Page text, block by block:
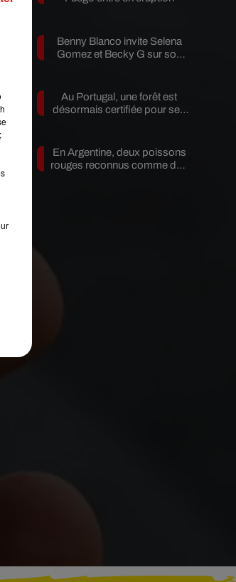
Benny Blanco invite Selena
Gomez et Becky G sur son
Au Portugal, une forêt est
désormais certifiée pour ses
En Argentine, deux poissons
rouges reconnus comme des